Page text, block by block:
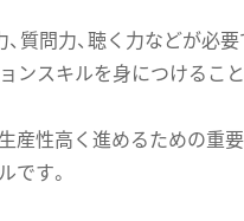
質問力、聴く力などが必
ンスキルを身につけること
産性高く進めるための重
です。